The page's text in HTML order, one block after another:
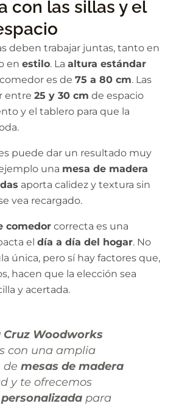
con las sillas y el
deben trabajar juntas, tanto en
en estilo. La altura estándar
es de 75 a 80 cm. Las
entre 25 y 30 cm de espacio
y el tablero para que la
puede dar un resultado muy
una mesa de madera
aporta calidez y textura sin
vea recargado.
comedor correcta es una
el día a día del hogar. No
única, pero sí hay factores que,
hacen que la elección sea
y acertada.
Cruz Woodworks
con una amplia
demesas de madera
y te ofrecemos
para